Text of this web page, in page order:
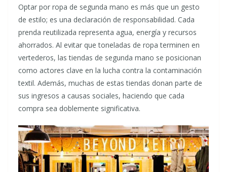
Optar por ropa de segunda mano es más que un gesto
de estilo; es una declaración de responsabilidad. Cada
prenda reutilizada representa agua, energía y recursos
ahorrados. Al evitar que toneladas de ropa terminen en
vertederos, las tiendas de segunda mano se posicionan
como actores clave en la lucha contra la contaminación
textil. Además, muchas de estas tiendas donan parte de
sus ingresos a causas sociales, haciendo que cada
compra sea doblemente significativa.